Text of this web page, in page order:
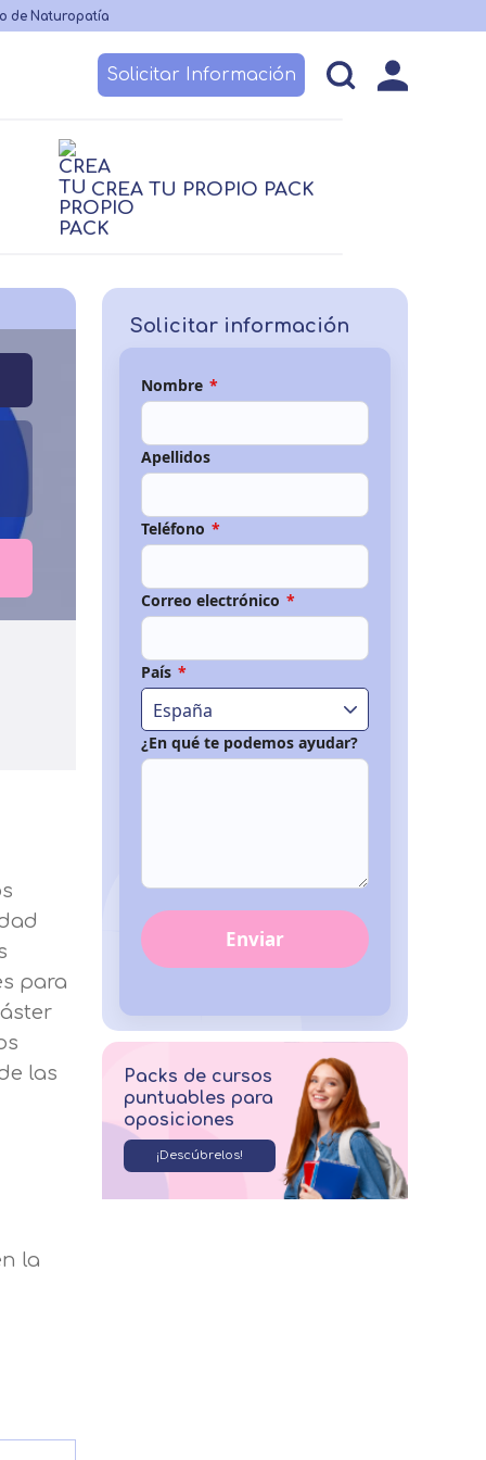
de Naturopatía
Becas y financiación
Solicitar Información
no sanitario TCAE
Logopedia
CREA TU PROPIO PACK
para
las
la
Solicitar información
Nombre *
Apellidos
Teléfono *
Correo electrónico *
País *
España
¿En qué te podemos ayudar?
Enviar
Packs de cursos
puntuables para
oposiciones
¡Descúbrelos!